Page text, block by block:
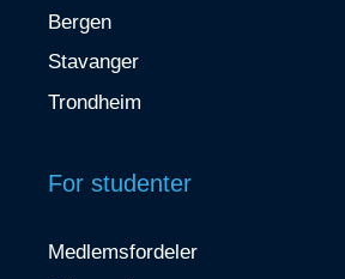
Bergen
Stavanger
Trondheim
For studenter
Medlemsfordeler